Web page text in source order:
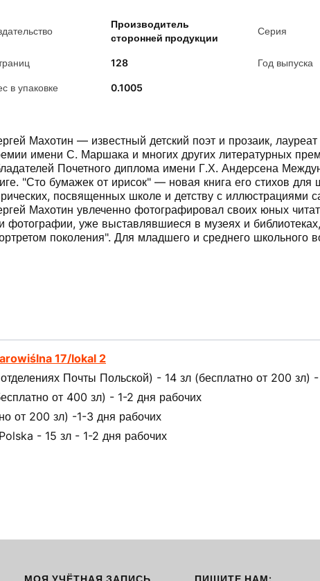
Производитель
сторонней продукции
Серия
128 Год выпуска
в упаковке 0.1005
Махотин — известный детский поэт и прозаик,
имени С. Маршака и многих других литературных
Почетного диплома имени Г.Х. Андерсена
"Сто бумажек от ирисок" — новая книга его стихов
посвященных школе и детству с иллюстрациями
Махотин увлеченно фотографировал своих юных
фотографии, уже выставлявшиеся в музеях и
поколения". Для младшего и среднего школьного
17/lokal 2
Почты Польской) - 14 зл (бесплатно от 200 зл)
от 400 зл) - 1-2 дня рабочих
от 200 зл) -1-3 дня рабочих
- 15 зл - 1-2 дня рабочих
МОЯ УЧЁТНАЯ ЗАПИСЬ ПИШИТЕ НАМ: